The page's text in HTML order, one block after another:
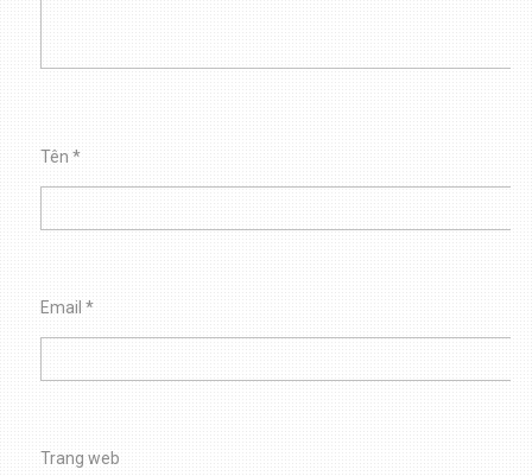
Tên*
Email*
Trang web